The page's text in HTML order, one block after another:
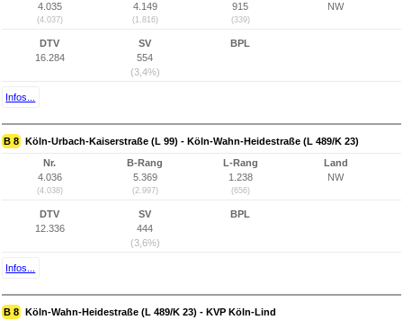
4.035
(4.037)
4.149
(1.816)
915
(339)
NW
DTV
16.284
SV
554
(3,4%)
BPL
Infos...
B 8 Köln-Urbach-Kaiserstraße (L 99) - Köln-Wahn-Heidestraße (L 489/K 23)
Nr.
4.036
(4.038)
B-Rang
5.369
(2.997)
L-Rang
1.238
(656)
Land
NW
DTV
12.336
SV
444
(3,6%)
BPL
Infos...
B 8 Köln-Wahn-Heidestraße (L 489/K 23) - KVP Köln-Lind